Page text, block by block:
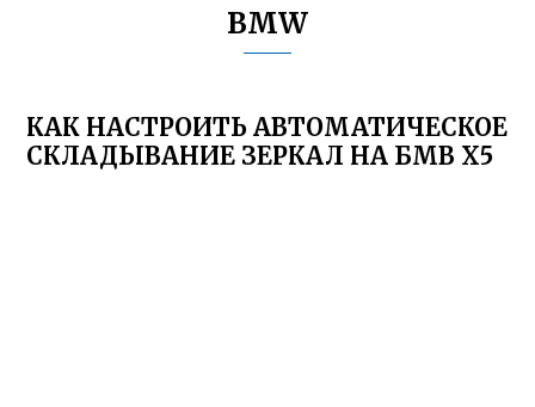
BMW
КАК НАСТРОИТЬ АВТОМАТИЧЕСКОЕ
СКЛАДЫВАНИЕ ЗЕРКАЛ НА БМВ Х5